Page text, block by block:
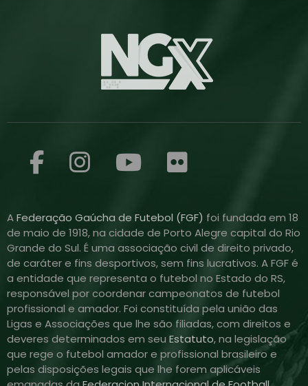
AFederação Gaúcha de Futebol (FGF) foi fundada em 18
de maio de 1918, na cidade de Porto Alegre capital do Rio
Grande do Sul. É uma associação civil de direito privado,
de caráter e fins desportivos, sem fins lucrativos. A FGF é
a entidade que representa o futebol no Estado do RS,
responsável por coordenar campeonatos de futebol
profissional e amador. Foi constituída pela união das
Ligas e Associações que lhe são filiadas, com direitos e
deveres determinados em seu Estatuto, na legislação
que rege o futebol amador e profissional brasileiro e
pelas disposições legais que lhe forem aplicáveis